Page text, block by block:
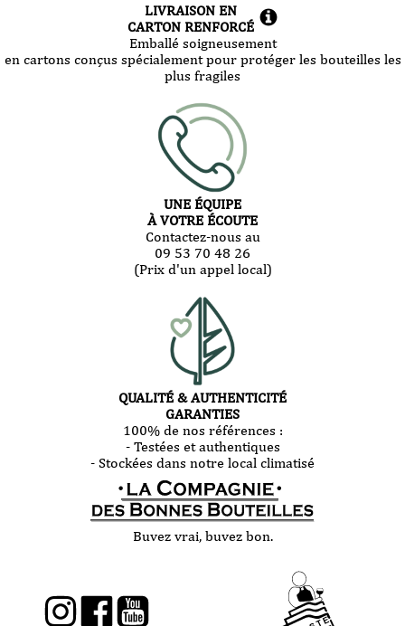
LIVRAISON EN
CARTON RENFORCÉ
Emballé soigneusement
en cartons conçus spécialement pour protéger les bouteilles les
plus fragiles
UNE ÉQUIPE
À VOTRE ÉCOUTE
Contactez-nous au
09 53 70 48 26
(Prix d'un appel local)
QUALITÉ & AUTHENTICITÉ
GARANTIES
100% de nos références :
- Testées et authentiques
- Stockées dans notre local climatisé
Buvez vrai, buvez bon.